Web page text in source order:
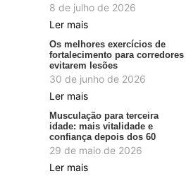
8 de julho de 2026
Ler mais
Os melhores exercícios de
fortalecimento para corredores
evitarem lesões
30 de junho de 2026
Ler mais
Musculação para terceira
idade: mais vitalidade e
confiança depois dos 60
29 de maio de 2026
Ler mais